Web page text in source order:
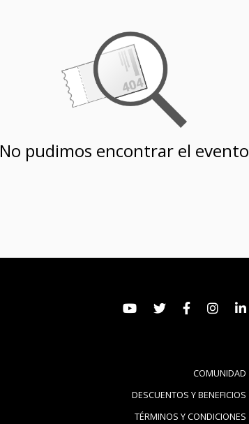
No pudimos encontrar el evento
COMUNIDAD
DESCUENTOS Y BENEFICIOS
TÉRMINOS Y CONDICIONES